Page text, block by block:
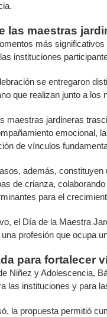
las maestras
más
instituciones
se entregaron
que realizan junto a los
maestras jardineras
emocional,
de vínculos
además, constituyen
de crianza,
para el
el Día de la Maestra
profesión que ocupa
para fortalecer
Niñez y Adolescencia,
las instituciones y para
la propuesta permitió